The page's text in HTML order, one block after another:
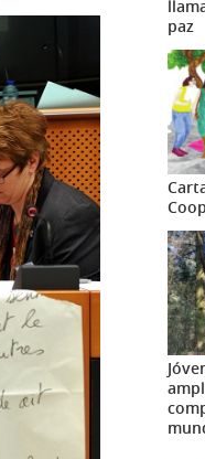
paz